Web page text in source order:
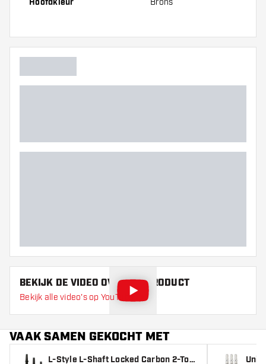
Hoofdkleur Brons
BEKIJK DE VIDEO OVER DIT PRODUCT
Bekijk alle video's op YouTube
VAAK SAMEN GEKOCHT MET
L-Style L-Shaft Locked Carbon 2-Ton